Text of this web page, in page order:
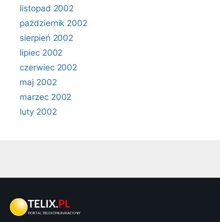
listopad 2002
październik 2002
sierpień 2002
lipiec 2002
czerwiec 2002
maj 2002
marzec 2002
luty 2002